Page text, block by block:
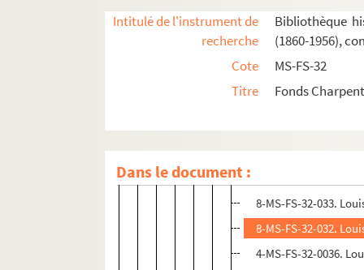
Intitulé de l'instrument de
recherche
Bibliothèque
(1860-1956),
Cote
MS-FS-32
Titre
Fonds
Dans le document :
Louise en province et à l'étranger
Louiseen province et aux
Louiseà l'étranger
Louiseen Europe
8-MS-FS-32-033.
8-MS-FS-32-032.
4-MS-FS-32-0036.